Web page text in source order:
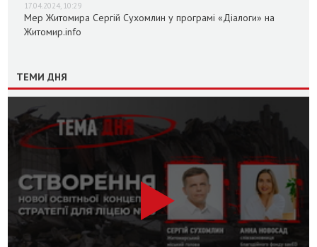
17.04.2024, 10:29
Мер Житомира Сергій Сухомлин у програмі «Діалоги» на
Житомир.info
ТЕМИ ДНЯ